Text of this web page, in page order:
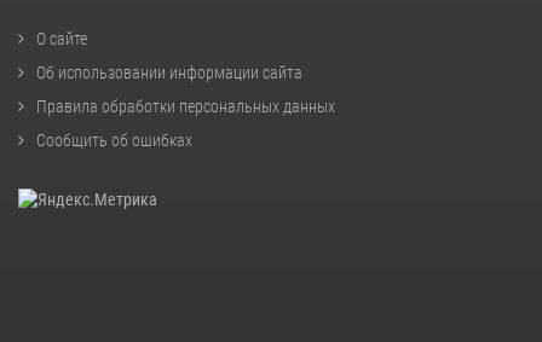
О сайте
Об использовании информации сайта
Правила обработки персональных данных
Сообщить об ошибках